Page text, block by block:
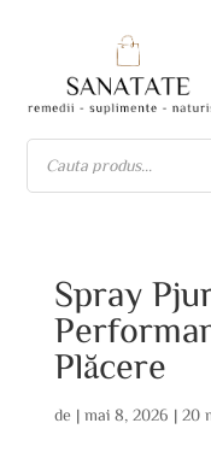
Spray
Plăcere
de | mai 8, 2026 | 20